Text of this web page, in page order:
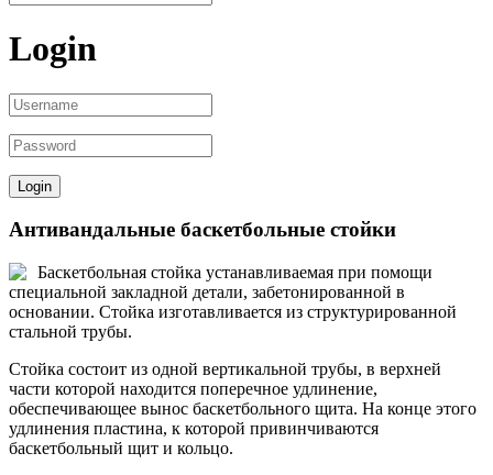
Login
Антивандальные баскетбольные стойки
Баскетбольная стойка устанавливаемая при помощи
специальной закладной детали, забетонированной в
основании. Стойка изготавливается из структурированной
стальной трубы.
Стойка состоит из одной вертикальной трубы, в верхней
части которой находится поперечное удлинение,
обеспечивающее вынос баскетбольного щита. На конце этого
удлинения пластина, к которой привинчиваются
баскетбольный щит и кольцо.